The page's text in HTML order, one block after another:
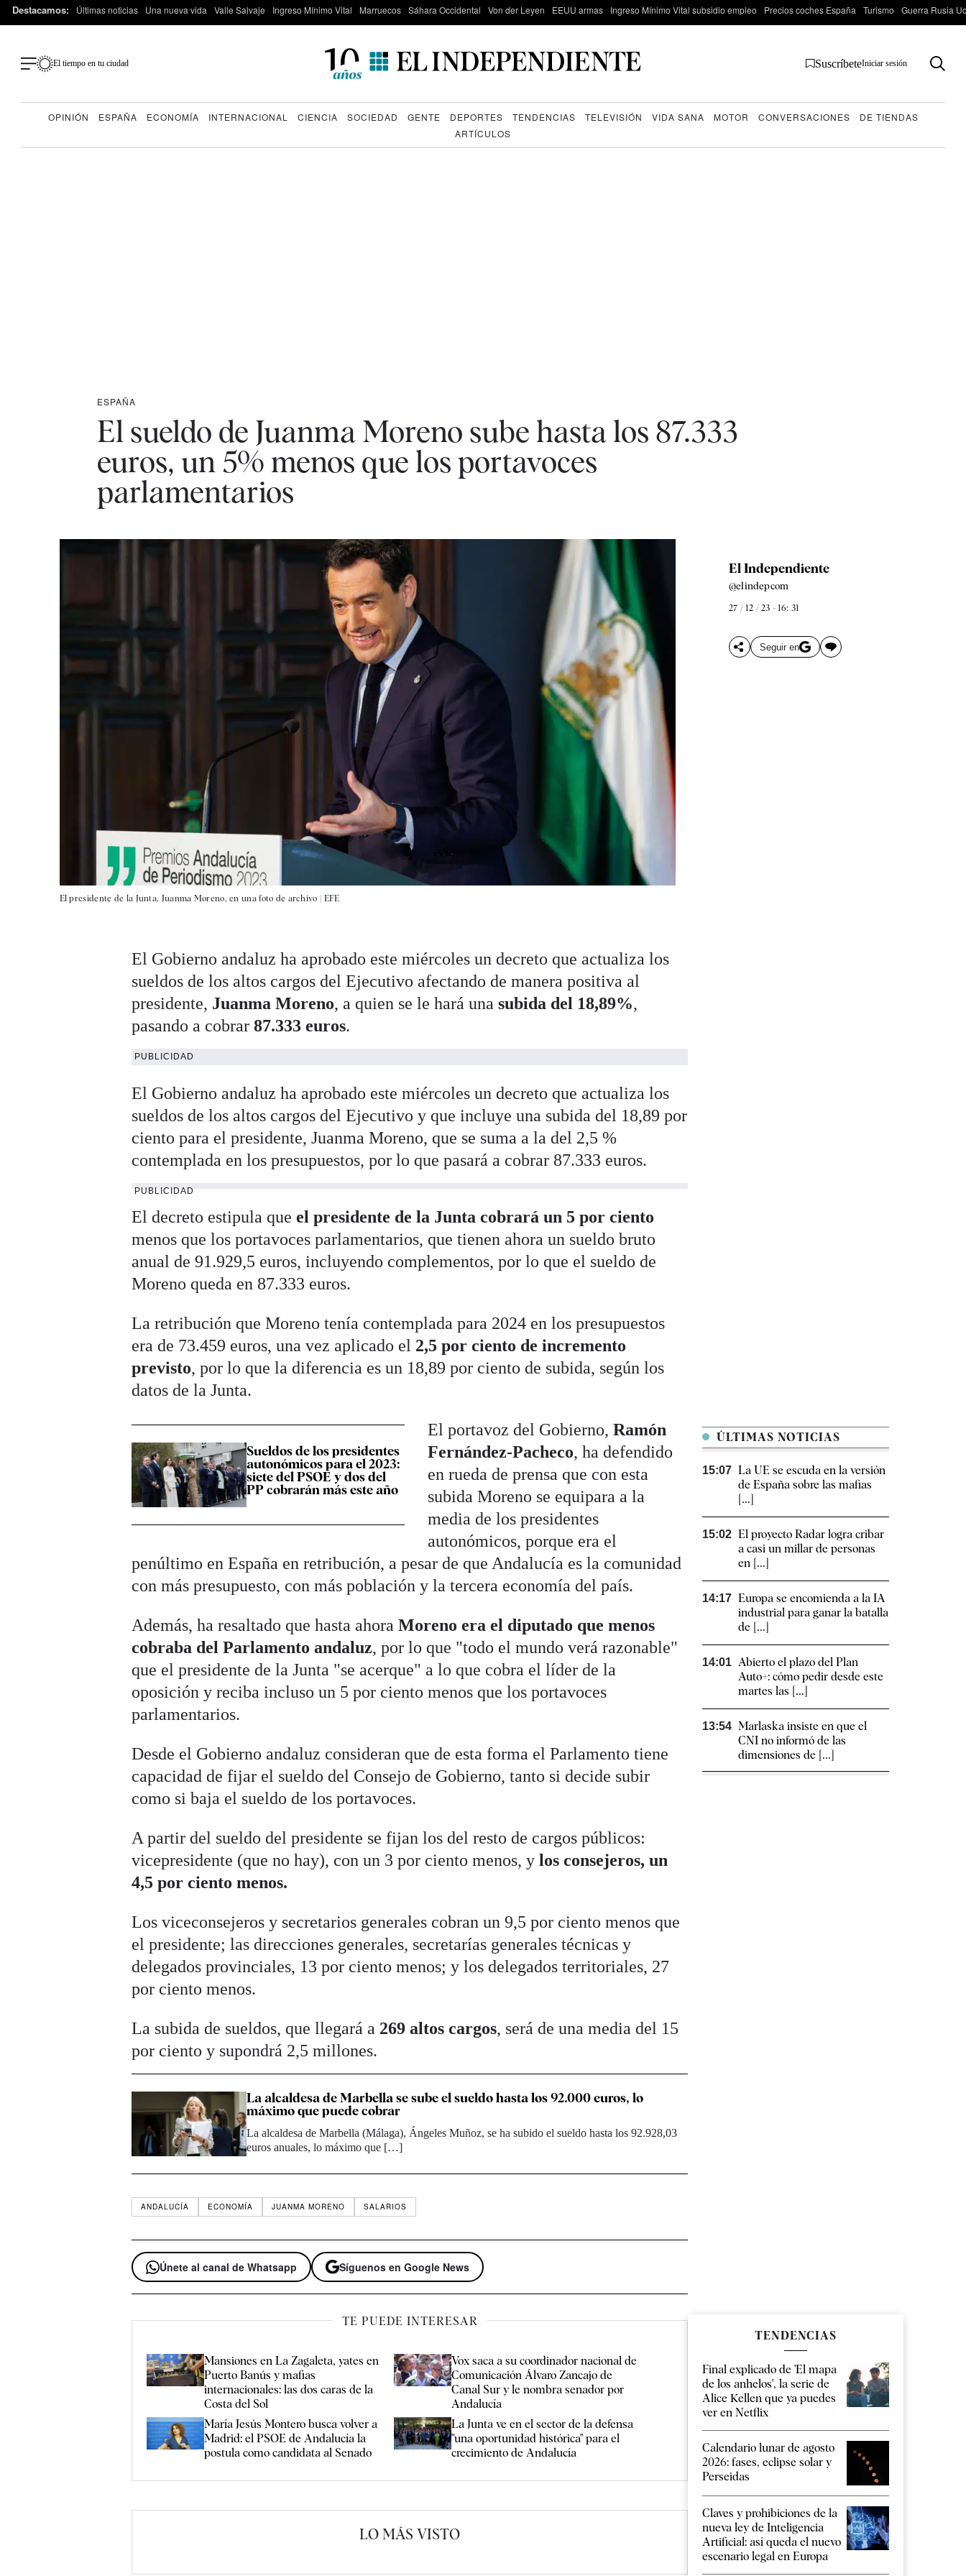
Destacamos: Últimas noticias Una nueva vida Valle Salvaje Ingreso Mínimo Vital Marruecos Sáhara Occidental Von der Leyen EEUU armas Ingreso Mínimo Vital subsidio empleo Precios coches España Turismo Guerra Rusia
El tiempo en tu ciudad SuscríbeteIniciar sesión
OPINIÓN ESPAÑA ECONOMÍA INTERNACIONAL CIENCIA SOCIEDAD GENTE DEPORTES TENDENCIAS TELEVISIÓN VIDA SANA MOTOR CONVERSACIONES
DE TIENDAS
ARTÍCULOS
ESPAÑA
El sueldo de Juanma Moreno sube hasta los 87.333
euros, un 5% menos que los portavoces
parlamentarios
El presidente de la Junta, Juanma Moreno, en una foto de archivo | EFE
El Independiente
@elindepcom
27 / 12 / 23 - 16: 31
Seguir en
El Gobierno andaluz ha aprobado este miércoles un decreto que actualiza los
sueldos de los altos cargos del Ejecutivo afectando de manera positiva al
presidente, Juanma Moreno, a quien se le hará una subida del 18,89%,
pasando a cobrar87.333 euros.
PUBLICIDAD
El Gobierno andaluz ha aprobado este miércoles un decreto que actualiza los
sueldos de los altos cargos del Ejecutivo y que incluye una subida del 18,89 por
ciento para el presidente, Juanma Moreno, que se suma a la del 2,5 %
contemplada en los presupuestos, por lo que pasará a cobrar 87.333 euros.
PUBLICIDAD
El decreto estipula queel presidente de la Junta cobrará un 5 por ciento
menos que los portavoces parlamentarios, que tienen ahora un sueldo bruto
anual de 91.929,5 euros, incluyendo complementos, por lo que el sueldo de
Moreno queda en 87.333 euros.
La retribución que Moreno tenía contemplada para 2024 en los presupuestos
era de 73.459 euros, una vez aplicado el 2,5 por ciento de incremento
previsto, por lo que la diferencia es un 18,89 por ciento de subida, según los
datos de la Junta.
Sueldos de los presidentes
autonómicos para el 2023:
siete del PSOE y dos del
PP cobrarán más este año
El portavoz del Gobierno,Ramón
Fernández-Pacheco, ha defendido
en rueda de prensa que con esta
subida Moreno se equipara a la
media de los presidentes
autonómicos, porque era el
penúltimo en España en retribución, a pesar de que Andalucía es la comunidad
con más presupuesto, con más población y la tercera economía del país.
Además, ha resaltado que hasta ahoraMoreno era el diputado que menos
cobraba del Parlamento andaluz, por lo que "todo el mundo verá razonable"
que el presidente de la Junta "se acerque" a lo que cobra el líder de la
oposición y reciba incluso un 5 por ciento menos que los portavoces
parlamentarios.
Desde el Gobierno andaluz consideran que de esta forma el Parlamento tiene
capacidad de fijar el sueldo del Consejo de Gobierno, tanto si decide subir
como si baja el sueldo de los portavoces.
A partir del sueldo del presidente se fijan los del resto de cargos públicos:
vicepresidente (que no hay), con un 3 por ciento menos, ylos consejeros, un
4,5 por ciento menos.
Los viceconsejeros y secretarios generales cobran un 9,5 por ciento menos que
el presidente; las direcciones generales, secretarías generales técnicas y
delegados provinciales, 13 por ciento menos; y los delegados territoriales, 27
por ciento menos.
La subida de sueldos, que llegará a 269 altos cargos, será de una media del 15
por ciento y supondrá 2,5 millones.
La alcaldesa de Marbella se sube el sueldo hasta los 92.000 euros, lo
máximo que puede cobrar
La alcaldesa de Marbella (Málaga), Ángeles Muñoz, se ha subido el sueldo hasta los 92.928,03
euros anuales, lo máximo que […]
ANDALUCÍA ECONOMÍA JUANMA MORENO SALARIOS
Únete al canal de Whatsapp Síguenos en Google News
TE PUEDE INTERESAR
Mansiones en La Zagaleta, yates en
Puerto Banús y mafias
internacionales: las dos caras de la
Costa del Sol
Vox saca a su coordinador nacional de
Comunicación Álvaro Zancajo de
Canal Sur y le nombra senador por
Andalucía
María Jesús Montero busca volver a
Madrid: el PSOE de Andalucía la
postula como candidata al Senado
La Junta ve en el sector de la defensa
"una oportunidad histórica" para el
crecimiento de Andalucía
LO MÁS VISTO
ÚLTIMAS NOTICIAS
15:07 La UE se escuda en la versión
de España sobre las mafias
[...]
15:02 El proyecto Radar logra cribar
a casi un millar de personas
en [...]
14:17 Europa se encomienda a la IA
industrial para ganar la batalla
de [...]
14:01 Abierto el plazo del Plan
Auto+: cómo pedir desde este
martes las [...]
13:54 Marlaska insiste en que el
CNI no informó de las
dimensiones de [...]
TENDENCIAS
Final explicado de 'El mapa
de los anhelos', la serie de
Alice Kellen que ya puedes
ver en Netflix
Calendario lunar de agosto
2026: fases, eclipse solar y
Perseidas
Claves y prohibiciones de la
nueva ley de Inteligencia
Artificial: así queda el nuevo
escenario legal en Europa